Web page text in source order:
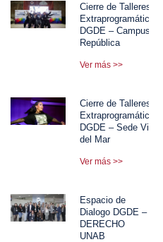
Cierre de Talleres
Extraprogramáticos
DGDE – Campus
República
Ver más >>
Cierre de Talleres
Extraprogramáticos
DGDE – Sede Viña
del Mar
Ver más >>
Espacio de
Dialogo DGDE –
DERECHO
UNAB